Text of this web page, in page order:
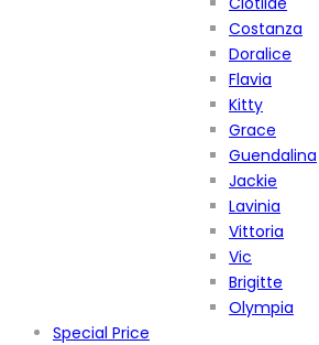
Costanza
Doralice
Flavia
Kitty
Grace
Guendalina
Jackie
Lavinia
Vittoria
Vic
Brigitte
Olympia
Special Price